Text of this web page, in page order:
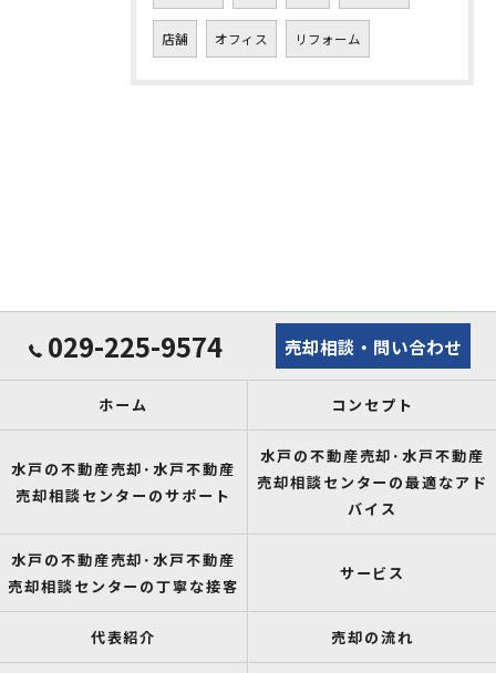
店舗 オフィス リフォーム
029-225-9574 売却相談・問い合わせ
ホーム コンセプト
水戸の不動産売却･水戸不動産
売却相談センターのサポート
水戸の不動産売却･水戸不動産
売却相談センターの最適なアド
バイス
水戸の不動産売却･水戸不動産
売却相談センターの丁寧な接客
サービス
代表紹介 売却の流れ